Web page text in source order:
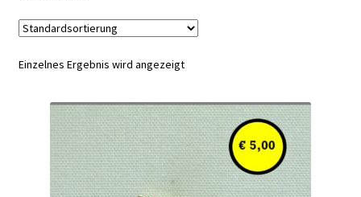
Einzelnes Ergebnis wird angezeigt